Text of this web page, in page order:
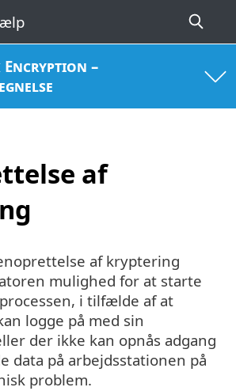
Encryption –
af
af kryptering
mulighed for at starte
i tilfælde af at
logge på med sin
der ikke kan opnås adgang
data på arbejdsstationen på
problem.